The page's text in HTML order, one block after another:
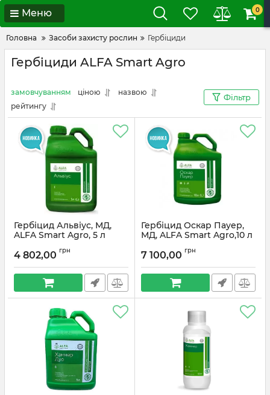
Меню 0
Головна Засоби захисту рослин Гербіциди
Гербіциди ALFA Smart Agro
замовчуванням ціною
назвою
рейтингу
Фільтр
Гербіцид Альвіус, МД,
ALFA Smart Agro, 5 л
4 802,00 грн
Гербіцид Оскар Пауер,
МД, ALFA Smart Agro,10 л
7 100,00 грн